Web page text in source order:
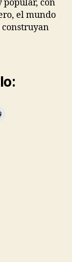
popular, con
el mundo
construyan